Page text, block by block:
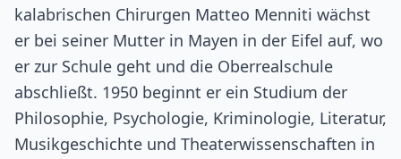
kalabrischen Chirurgen Matteo Menniti wächst
er bei seiner Mutter in Mayen in der Eifel auf, wo
er zur Schule geht und die Oberrealschule
abschließt. 1950 beginnt er ein Studium der
Philosophie, Psychologie, Kriminologie, Literatur,
Musikgeschichte und Theaterwissenschaften in